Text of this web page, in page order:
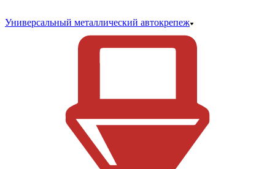
Универсальный металлический автокрепеж